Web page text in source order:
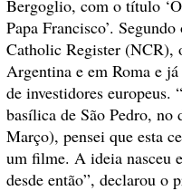
Bergoglio, com o título
Papa Francisco’.
Catholic Register (NCR),
Argentina e em Roma e
de investidores
basílica de São Pedro, no
Março), pensei que esta
um filme. A ideia nasceu
desde então”, declarou o